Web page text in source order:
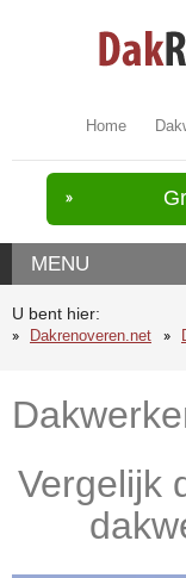
Home
MENU
U bent hier:
Dakrenoveren.net
Vergelijk